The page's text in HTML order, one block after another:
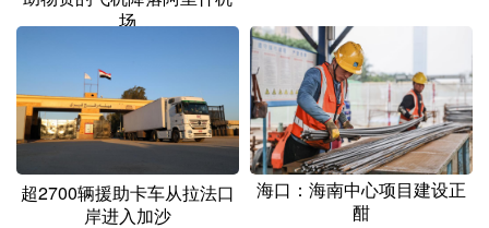
场
超2700辆援助卡车从拉法口
岸进入加沙
海口：海南中心项目建设正
酣